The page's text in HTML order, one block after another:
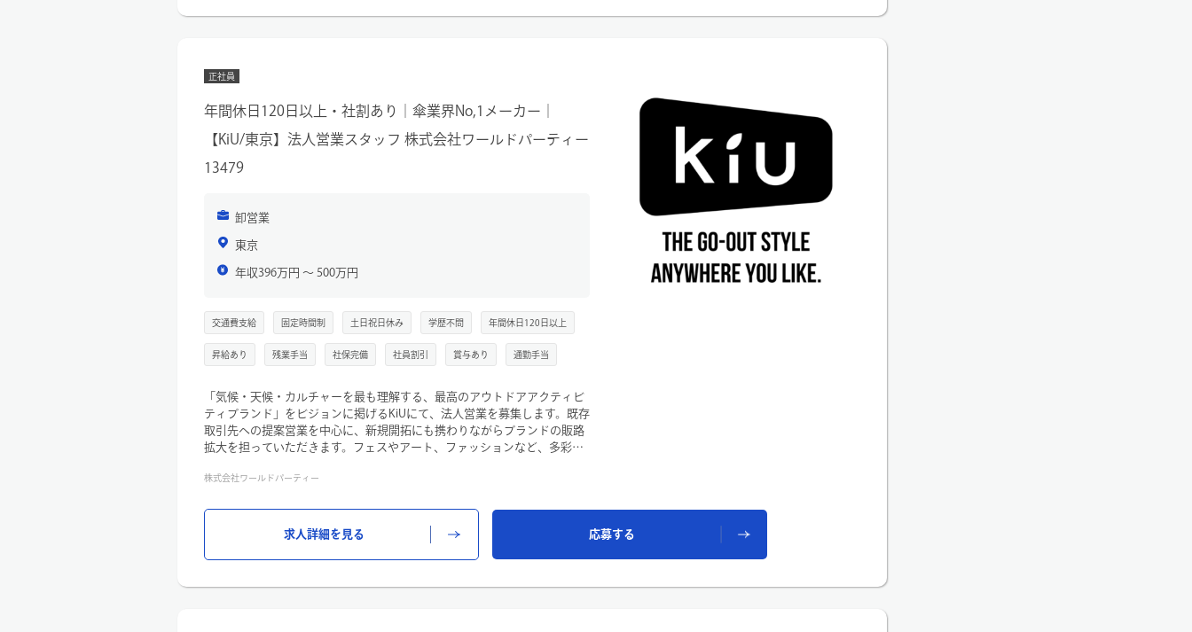
度）
正社員
年間休日120日以上・社割あり｜傘業界No,1メーカー｜
【KiU/東京】法人営業スタッフ 株式会社ワールドパーティー
13479
卸営業
東京
年収396万円 〜 500万円
交通費支給 固定時間制 土日祝日休み 学歴不問 年間休日120日以上
昇給あり 残業手当 社保完備 社員割引 賞与あり 通勤手当
「気候・天候・カルチャーを最も理解する、最高のアウトドアアクティビ
ティブランド」をビジョンに掲げるKiUにて、法人営業を募集します。既存
取引先への提案営業を中心に、新規開拓にも携わりながらブランドの販路
拡大を担っていただきます。フェスやアート、ファッションなど、多彩な
ションです。
事業成長をリードしていただける方をお待ちしています！
株式会社ワールドパーティー
求人詳細を見る 応募する